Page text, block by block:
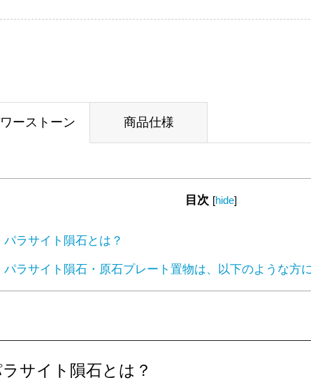
ーストーン 商品仕様
目次 [hide]
パラサイト隕石とは？
パラサイト隕石・原石プレート置物は、以下のような方
サイト隕石とは？